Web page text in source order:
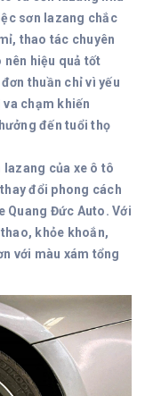
sơn lazang chắc
thao tác chuyên
hiệu quả tốt
thuần chỉ vì yếu
chạm khiến
đến tuổi thọ
lazang của xe ô tô
đổi phong cách
Quang Đức Auto. Với
khỏe khoắn,
với màu xám tổng